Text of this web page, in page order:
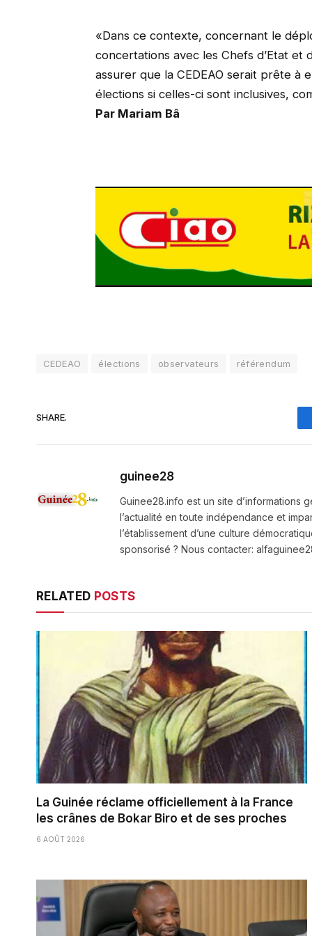
«Dans ce contexte, concernant le
concertations avec les Chefs d’Etat et
assurer que la CEDEAO serait prête à
élections si celles-ci sont inclusives,
Par Mariam Bâ
CEDEAO élections observateurs référendum
SHARE.
guinee28
Guinee28.info est un site d’informations
l’actualité en toute indépendance et
l’établissement d’une culture
sponsorisé ? Nous contacter:
RELATED POSTS
La Guinée réclame officiellement à la France
les crânes de Bokar Biro et de ses proches
6 AOÛT 2026